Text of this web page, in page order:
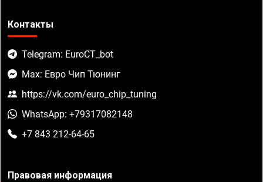
Контакты
Telegram: EuroCT_bot
Max: Евро Чип Тюнинг
https://vk.com/euro_chip_tuning
WhatsApp: +79317082148
+7 843 212-64-65
Правовая информация